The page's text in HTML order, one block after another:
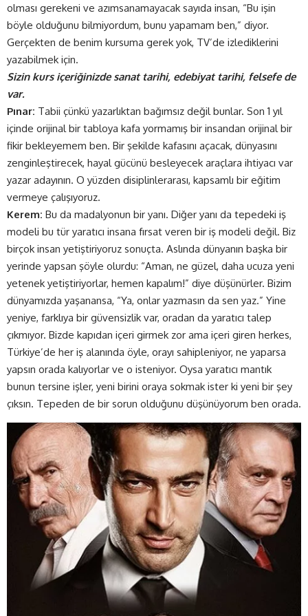
olması gerekeni ve azımsanamayacak sayıda insan, “Bu işin
böyle olduğunu bilmiyordum, bunu yapamam ben,” diyor.
Gerçekten de benim kursuma gerek yok, TV’de izlediklerini
yazabilmek için.
Sizin kurs içeriğinizde sanat tarihi, edebiyat tarihi, felsefe de
var.
Pınar: Tabii çünkü yazarlıktan bağımsız değil bunlar. Son 1 yıl
içinde orijinal bir tabloya kafa yormamış bir insandan orijinal bir
fikir bekleyemem ben. Bir şekilde kafasını açacak, dünyasını
zenginleştirecek, hayal gücünü besleyecek araçlara ihtiyacı var
yazar adayının. O yüzden disiplinlerarası, kapsamlı bir eğitim
vermeye çalışıyoruz.
Kerem: Bu da madalyonun bir yanı. Diğer yanı da tepedeki iş
modeli bu tür yaratıcı insana fırsat veren bir iş modeli değil. Biz
birçok insan yetiştiriyoruz sonuçta. Aslında dünyanın başka bir
yerinde yapsan şöyle olurdu: “Aman, ne güzel, daha ucuza yeni
yetenek yetiştiriyorlar, hemen kapalım!” diye düşünürler. Bizim
dünyamızda yaşanansa, “Ya, onlar yazmasın da sen yaz.” Yine
yeniye, farklıya bir güvensizlik var, oradan da yaratıcı talep
çıkmıyor. Bizde kapıdan içeri girmek zor ama içeri giren herkes,
Türkiye’de her iş alanında öyle, orayı sahipleniyor, ne yaparsa
yapsın orada kalıyorlar ve o isteniyor. Oysa yaratıcı mantık
bunun tersine işler, yeni birini oraya sokmak ister ki yeni bir şey
çıksın. Tepeden de bir sorun olduğunu düşünüyorum ben orada.